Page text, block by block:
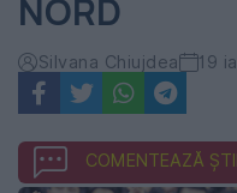
NORD
Silvana Chiujdea 19
COMENTEAZĂ